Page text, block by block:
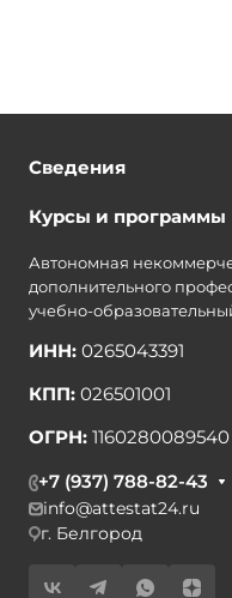
Сведения
Курсы и программы
Автономная
дополнительного
учебно-
ИНН: 0265043391
КПП: 026501001
ОГРН: 1160280089540
+7 (937) 788-82-43
info@attestat24.ru
г. Белгород